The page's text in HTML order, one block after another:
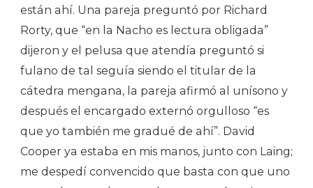
están ahí. Una pareja preguntó por Richard
Rorty, que “en la Nacho es lectura obligada”
dijeron y el pelusa que atendía preguntó si
fulano de tal seguía siendo el titular de la
cátedra mengana, la pareja afirmó al unísono y
después el encargado externó orgulloso “es
que yo también me gradué de ahí”. David
Cooper ya estaba en mis manos, junto con Laing;
me despedí convencido que basta con que uno